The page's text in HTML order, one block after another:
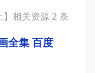
】相关资源 2 条
全集 百度